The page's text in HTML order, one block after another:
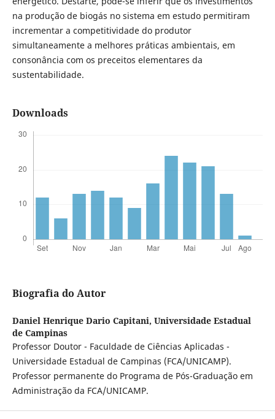
na produção de biogás no sistema em estudo permitiram
incrementar a competitividade do produtor
simultaneamente a melhores práticas ambientais, em
consonância com os preceitos elementares da
sustentabilidade.
Downloads
Biografia do Autor
Daniel Henrique Dario Capitani, Universidade Estadual
de Campinas
Professor Doutor - Faculdade de Ciências Aplicadas -
Universidade Estadual de Campinas (FCA/UNICAMP).
Professor permanente do Programa de Pós-Graduação em
Administração da FCA/UNICAMP.